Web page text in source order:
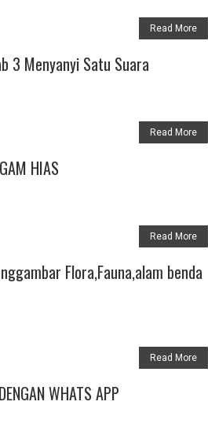
Read More
3 Menyanyi Satu Suara
Read More
HIAS
Read More
Flora,Fauna,alam benda
Read More
WHATS APP